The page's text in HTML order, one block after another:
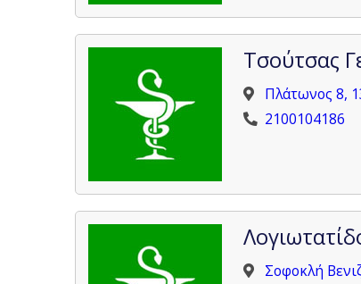
Τσούτσας
Πλάτωνος 8,
2100104186
Σοφοκλή